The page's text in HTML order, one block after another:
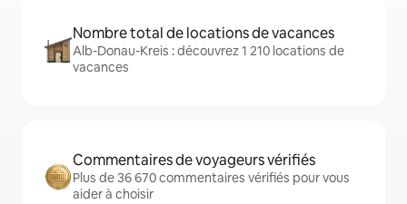
Nombre total de locations de vacances
Alb-Donau-Kreis : découvrez 1 210 locations de
vacances
Commentaires de voyageurs vérifiés
Plus de 36 670 commentaires vérifiés pour vous
aider à choisir